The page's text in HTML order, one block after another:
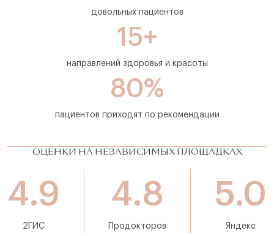
довольных пациентов
15+
направлений здоровья и красоты
80%
пациентов приходят по рекомендации
ОЦЕНКИ НА НЕЗАВИСИМЫХ ПЛОЩАДКАХ
4.9
2ГИС
4.8
Продокторов
5.0
Яндекс